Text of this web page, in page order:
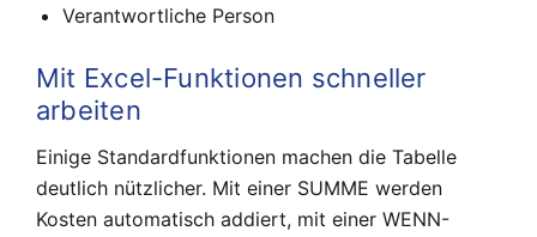
Verantwortliche Person
Mit Excel-Funktionen schneller
arbeiten
Einige Standardfunktionen machen die Tabelle
deutlich nützlicher. Mit einer SUMME werden
Kosten automatisch addiert, mit einer WENN-